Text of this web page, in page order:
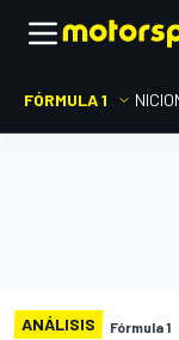
FÓRMULA 1 INICIO
ANÁLISIS Fórmula 1